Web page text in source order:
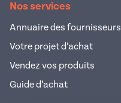
Nos services
Annuaire des fournisseurs
Votre projet d’achat
Vendez vos produits
Guide d’achat